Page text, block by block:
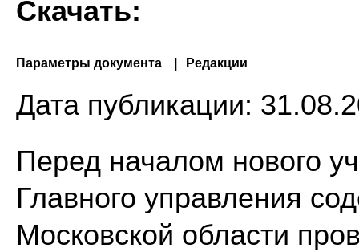
Скачать:
Параметры документа Редакции
Дата публикации:
Перед началом нового
Главного управления
Московской области